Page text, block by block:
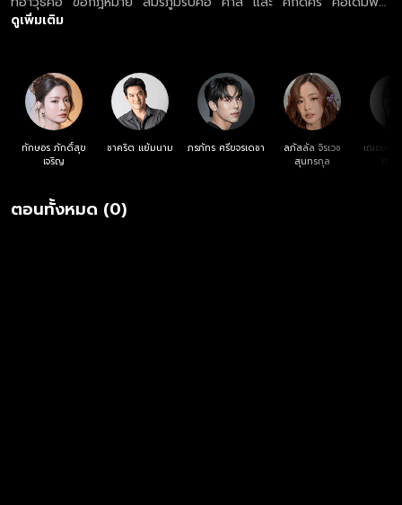
ดูย้อนหลังละคร "สงครามสมรส" ฟรี ครบทุกตอน ทางเว็บไซต์และแอปฯ
ดูเพิ่มเติม
ทักษอร ภักดิ์สุข
เจริญ
ชาคริต แย้มนาม ภรภัทร ศรีขจรเดชา
ลภัสลัล จิรเวช
สุนทรกุล
เฌอมาวี
ตอนทั้งหมด (0)